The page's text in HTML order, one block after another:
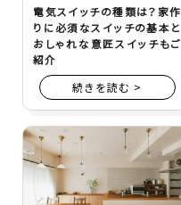
電気スイッチの種類は？家作
りに必須なスイッチの基本と
おしゃれな意匠スイッチもご
紹介
続きを読む >